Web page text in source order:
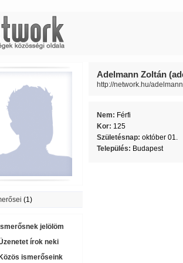
(1)
Ismerősnek jelölöm
írok neki
Közös ismerőseink
Adelmann Zoltán
http://network.hu/
Nem: Férfi
Kor: 125
Születésnap: október 01.
Település: Budapest